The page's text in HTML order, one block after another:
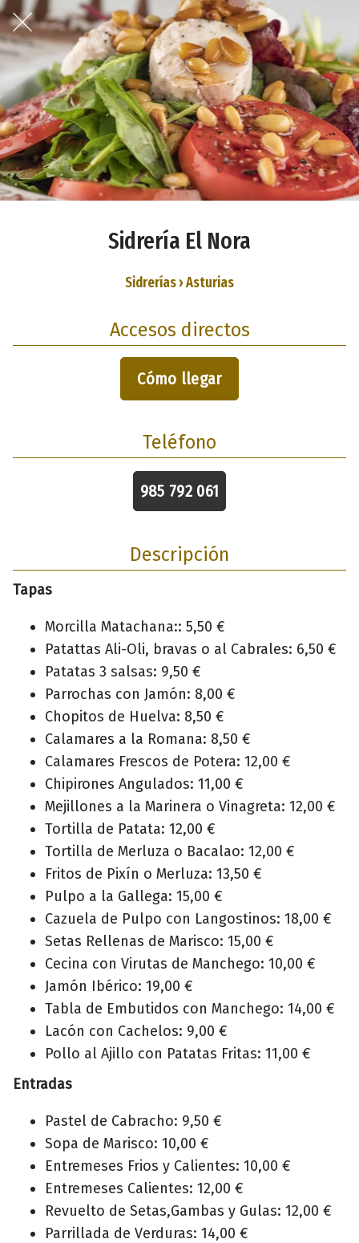
Sidrería El Nora
Sidrerías › Asturias
Accesos directos
Cómo llegar
Teléfono
985 792 061
Descripción
Tapas
Morcilla Matachana:: 5,50 €
Patattas Ali-Oli, bravas o al Cabrales: 6,50 €
Patatas 3 salsas: 9,50 €
Parrochas con Jamón: 8,00 €
Chopitos de Huelva: 8,50 €
Calamares a la Romana: 8,50 €
Calamares Frescos de Potera: 12,00 €
Chipirones Angulados: 11,00 €
Mejillones a la Marinera o Vinagreta: 12,00 €
Tortilla de Patata: 12,00 €
Tortilla de Merluza o Bacalao: 12,00 €
Fritos de Pixín o Merluza: 13,50 €
Pulpo a la Gallega: 15,00 €
Cazuela de Pulpo con Langostinos: 18,00 €
Setas Rellenas de Marisco: 15,00 €
Cecina con Virutas de Manchego: 10,00 €
Jamón Ibérico: 19,00 €
Tabla de Embutidos con Manchego: 14,00 €
Lacón con Cachelos: 9,00 €
Pollo al Ajillo con Patatas Fritas: 11,00 €
Entradas
Pastel de Cabracho: 9,50 €
Sopa de Marisco: 10,00 €
Entremeses Frios y Calientes: 10,00 €
Entremeses Calientes: 12,00 €
Revuelto de Setas,Gambas y Gulas: 12,00 €
Parrillada de Verduras: 14,00 €